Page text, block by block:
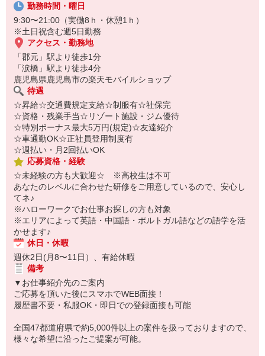
勤務時間・曜日
9:30〜21:00（実働8ｈ・休憩1ｈ）
※土日祝含む週5日勤務
アクセス・勤務地
「郡元」駅より徒歩1分
「涙橋」駅より徒歩4分
鹿児島県鹿児島市の楽天モバイルショップ
待遇
☆昇給☆交通費規定支給☆制服有☆社保完
☆資格・残業手当☆リゾート施設・ジム優待
☆特別ボーナス最大5万円(規定)☆友達紹介
☆車通勤OK☆正社員登用制度有
☆週払い・月2回払いOK
応募資格・経験
☆未経験の方も大歓迎☆ ※高校生は不可
あなたのレベルに合わせた研修をご用意しているので、安心し
てネ♪
※ハローワークでお仕事お探しの方も対象
※エリアによって英語・中国語・ポルトガル語などの語学を活
かせます♪
休日・休暇
週休2日(月8〜11日）、有給休暇
備考
▼お仕事紹介先のご案内
ご応募を頂いた後にスマホでWEB面接！
履歴書不要・私服OK・即日での登録面接も可能
全国47都道府県で約5,000件以上の案件を扱っておりますので、
様々な希望に沿ったご提案が可能。